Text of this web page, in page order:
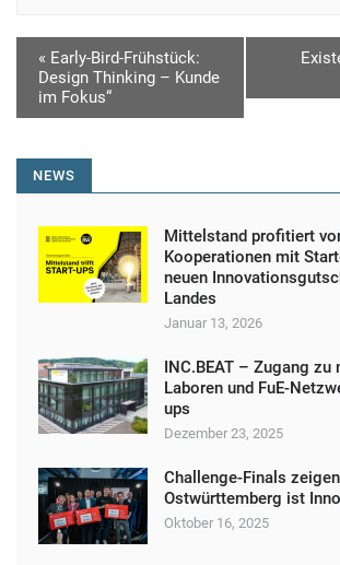
r
a
n
« Early-Bird-Frühstück:
Design Thinking – Kunde
im Fokus“
NEWS
Mittelstand profitiert
Kooperationen mit
neuen
Landes
Januar 13, 2026
INC.BEAT – Zugang zu
Laboren und FuE-
ups
Dezember 23, 2025
Challenge-Finals
Ostwürttemberg ist
Oktober 16, 2025